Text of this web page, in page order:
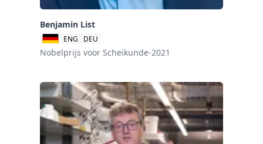
Benjamin List
ENG DEU
Nobelprijs voor Scheikunde-2021